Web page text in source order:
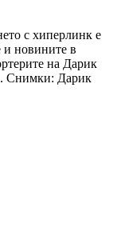
с хиперлинк е
и новините в
на Дарик
Снимки: Дарик